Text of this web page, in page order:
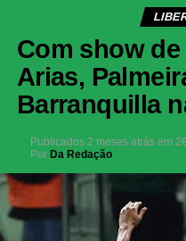
Com show
Arias,
Barranquilla
Publicados 2 meses atrás em
Por Da Redação